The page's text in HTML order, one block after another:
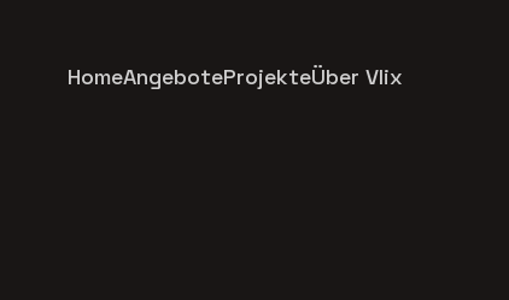
HomeAngeboteProjekteÜber Vlix